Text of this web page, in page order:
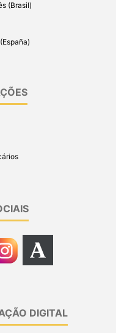
(Brasil)
DIGITAL